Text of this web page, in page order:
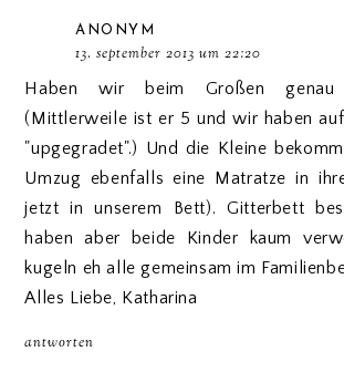
ANONYM
13. september 2013 um 22:20
Haben wir beim Großen genau
(Mittlerweile ist er 5 und wir haben
"upgegradet".) Und die Kleine
Umzug ebenfalls eine Matratze in
jetzt in unserem Bett). Gitterbett
haben aber beide Kinder kaum
kugeln eh alle gemeinsam im
Alles Liebe, Katharina
antworten